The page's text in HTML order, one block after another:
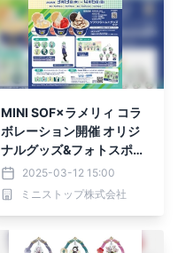
MINI SOF×ラメリィ コラ
ボレーション開催 オリジ
ナルグッズ&フォトスポッ
ト 3月13日より展開開始
2025-03-12 15:00
ミニストップ株式会社